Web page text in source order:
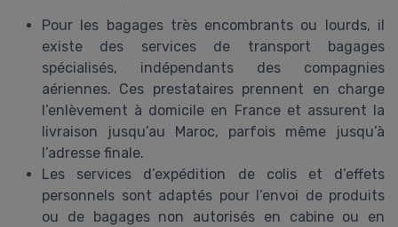
Pour les bagages très encombrants ou lourds, il
existe des services de transport bagages
spécialisés, indépendants des compagnies
aériennes. Ces prestataires prennent en charge
l’enlèvement à domicile en France et assurent la
livraison jusqu’au Maroc, parfois même jusqu’à
l’adresse finale.
Les services d’expédition de colis et d’effets
personnels sont adaptés pour l’envoi de produits
ou de bagages non autorisés en cabine ou en